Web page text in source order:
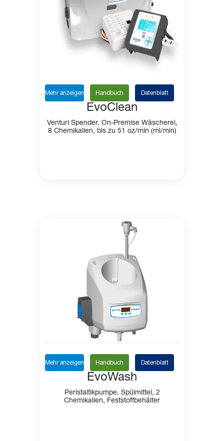
Mehr anzeigen Handbuch Datenblatt
EvoClean
Venturi Spender, On-Premise Wäscherei,
8 Chemikalien, bis zu 51 oz/min (ml/min)
Mehr anzeigen Handbuch Datenblatt
EvoWash
Peristaltikpumpe, Spülmittel, 2
Chemikalien, Feststoffbehälter